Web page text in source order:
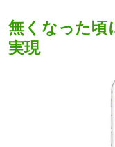
無くなった頃
実現